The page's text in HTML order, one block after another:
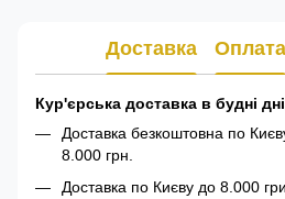
Доставка Оплата
Кур'єрська доставка в будні
Доставка безкоштовна по
8.000 грн.
Доставка по Києву до 8.000